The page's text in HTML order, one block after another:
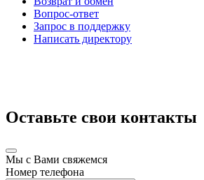
Вопрос-ответ
Запрос в поддержку
Написать директору
Оставьте свои контакты
Мы с Вами свяжемся
Номер телефона